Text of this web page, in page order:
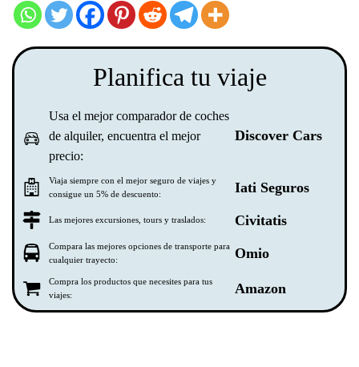
Planifica tu viaje
Usa el mejor comparador de coches
de alquiler, encuentra el mejor
precio:
Discover Cars
Viaja siempre con el mejor seguro de viajes y
consigue un 5% de descuento:
Iati Seguros
Las mejores excursiones, tours y traslados: Civitatis
Compara las mejores opciones de transporte para
cualquier trayecto:
Omio
Compra los productos que necesites para tus
viajes:
Amazon